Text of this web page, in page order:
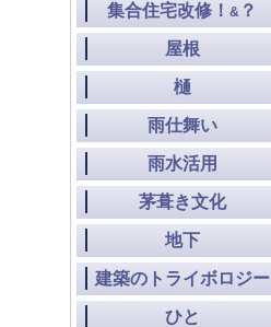
集合住宅改修！ & ？
屋根
樋
雨仕舞い
雨水活用
茅葺き文化
地下
建築のトライボロジー
ひと